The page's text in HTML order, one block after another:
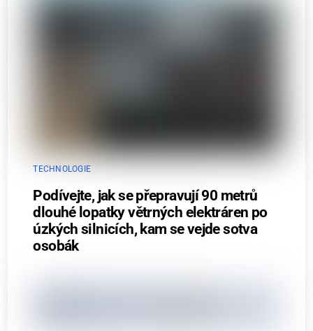
TECHNOLOGIE
Podívejte, jak se přepravují 90 metrů
dlouhé lopatky větrných elektráren po
úzkých silnicích, kam se vejde sotva
osobák